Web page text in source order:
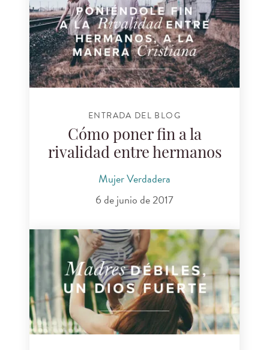
ENTRADA DEL BLOG
Cómo poner fin a la
rivalidad entre hermanos
Mujer Verdadera
6 de junio de 2017